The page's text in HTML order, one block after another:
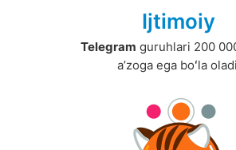
Ijtimoiy
Telegram guruhlari 200
aʼzoga ega boʻla